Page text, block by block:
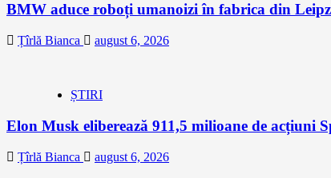
BMW aduce roboți umanoizi în fabrica din
Țîrlă Bianca august 6, 2026
ȘTIRI
Elon Musk eliberează 911,5 milioane de acțiuni
Țîrlă Bianca august 6, 2026